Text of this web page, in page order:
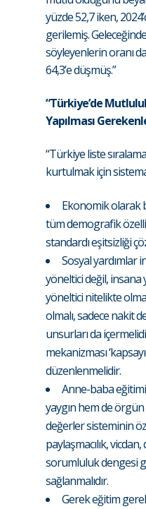
yüzde 52,7 iken,
gerilemiş.
söyleyenlerin oranı
64,3’e düşmüş.”
“Türkiye’de
Yapılması
“Türkiye liste
kurtulmak için
Ekonomik olarak
tüm demografik
standardı eşitsizliği
Sosyal yardımlar
yöneltici değil,
yöneltici nitelikte
olmalı, sadece nakit
unsurları da
mekanizması
düzenlenmelidir.
Anne-baba
yaygın hem de
değerler sisteminin
paylaşmacılık,
sorumluluk dengesi
sağlanmalıdır.
Gerek eğitim